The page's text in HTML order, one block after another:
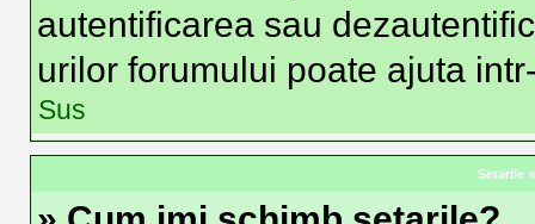
autentificarea sau
urilor forumului poate ajuta
Sus
Setarile